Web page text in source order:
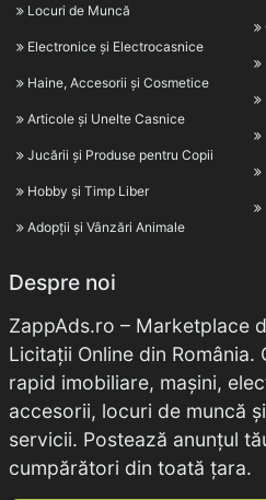
Locuri de Muncă
Electronice și Electrocasnice
Haine, Accesorii și Cosmetice
Articole și Unelte Casnice
Jucării și Produse pentru Copii
Hobby și Timp Liber
Adopții și Vânzări Animale
Despre noi
ZappAds.ro – Marketplace
Licitații Online din România.
rapid imobiliare, mașini,
accesorii, locuri de muncă
servicii. Postează anunțul
cumpărători din toată țara.